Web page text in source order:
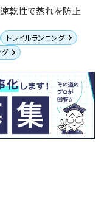
乾性で蒸れを防止
トレイルランニング